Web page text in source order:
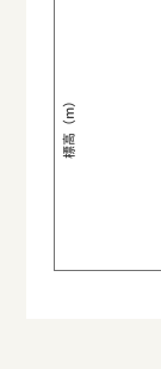
標高（m）